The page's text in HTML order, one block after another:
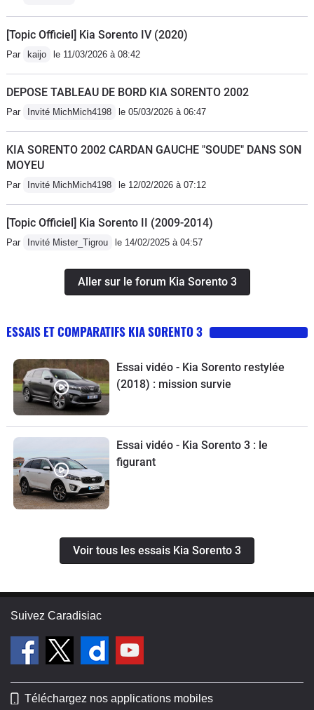
[Topic Officiel] Kia Sorento IV (2020)
Par kaijo le 11/03/2026 à 08:42
DEPOSE TABLEAU DE BORD KIA SORENTO 2002
Par Invité MichMich4198 le 05/03/2026 à 06:47
KIA SORENTO 2002 CARDAN GAUCHE "SOUDE" DANS SON
MOYEU
Par Invité MichMich4198 le 12/02/2026 à 07:12
[Topic Officiel] Kia Sorento II (2009-2014)
Par Invité Mister_Tigrou le 14/02/2025 à 04:57
Aller sur le forum Kia Sorento 3
ESSAIS ET COMPARATIFS KIA SORENTO 3
Essai vidéo - Kia Sorento restylée
(2018) : mission survie
Essai vidéo - Kia Sorento 3 : le
figurant
Voir tous les essais Kia Sorento 3
Suivez Caradisiac
Téléchargez nos applications mobiles